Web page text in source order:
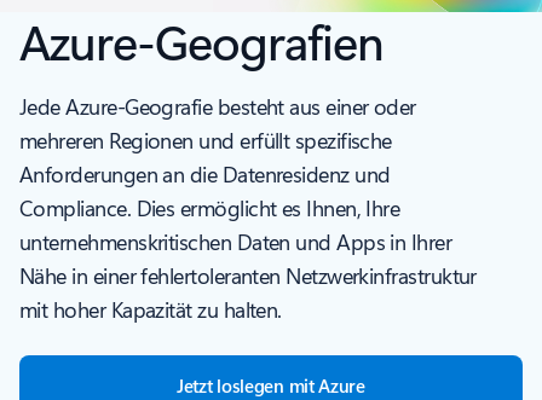
Azure-Geografien
Jede Azure-Geografie besteht aus einer oder
mehreren Regionen und erfüllt spezifische
Anforderungen an die Datenresidenz und
Compliance. Dies ermöglicht es Ihnen, Ihre
unternehmenskritischen Daten und Apps in Ihrer
Nähe in einer fehlertoleranten Netzwerkinfrastruktur
mit hoher Kapazität zu halten.
Jetzt loslegen mit Azure